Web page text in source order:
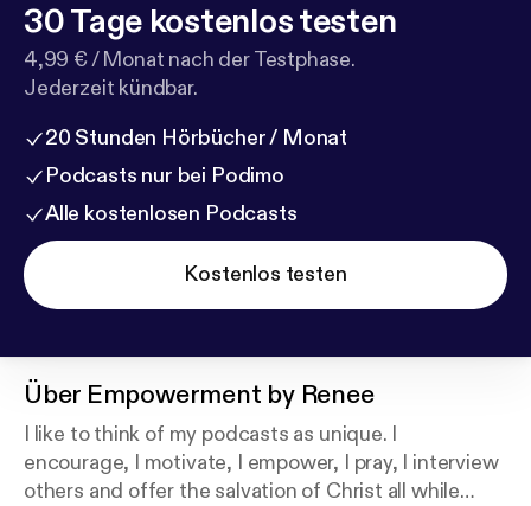
30 Tage kostenlos testen
4,99 € / Monat nach der Testphase.
Jederzeit kündbar.
20 Stunden Hörbücher / Monat
Podcasts nur bei Podimo
Alle kostenlosen Podcasts
Kostenlos testen
Über Empowerment by Renee
I like to think of my podcasts as unique. I
encourage, I motivate, I empower, I pray, I interview
others and offer the salvation of Christ all while